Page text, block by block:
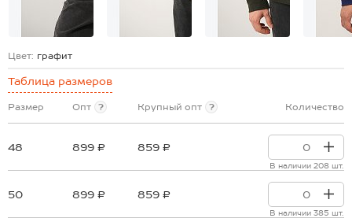
Цвет: графит
Таблица размеров
Размер Опт ? Крупный опт ? Количество
48 899 ₽ 859 ₽
В наличии 208 шт.
50 899 ₽ 859 ₽
В наличии 385 шт.